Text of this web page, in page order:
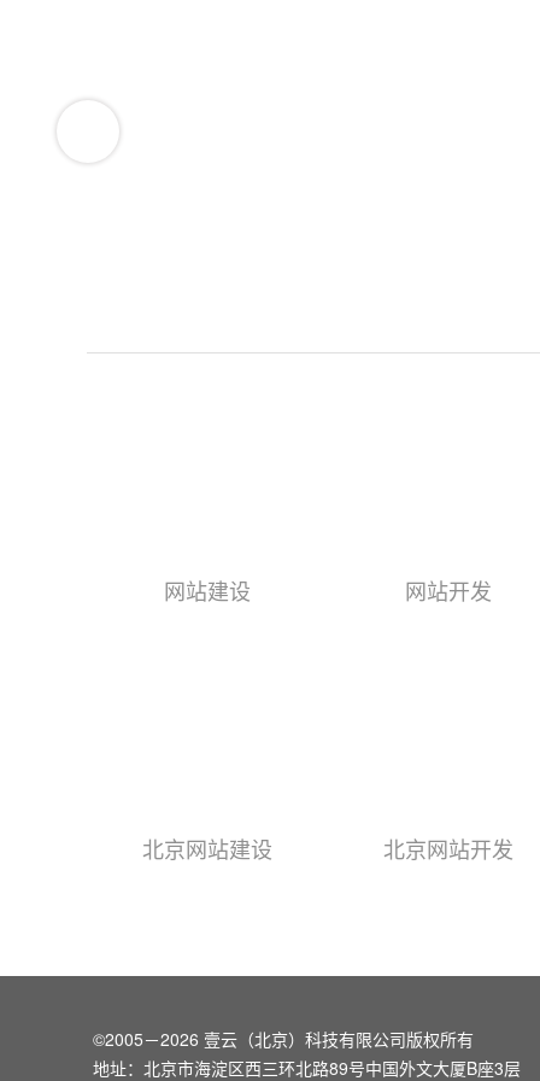
网站建设 网站开发
北京网站建设 北京网站开发
©2005－2026 壹云（北京）科技有限公司版权所有
地址：北京市海淀区西三环北路89号中国外文大厦B座3层